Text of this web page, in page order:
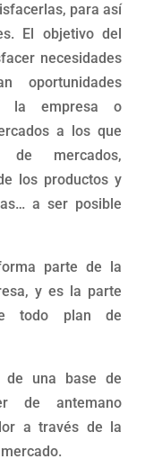
para así
El objetivo del
necesidades
oportunidades
la empresa o
a los que
de mercados,
los productos y
a ser posible
parte de la
y es la parte
todo plan de
de una base de
de antemano
a través de la